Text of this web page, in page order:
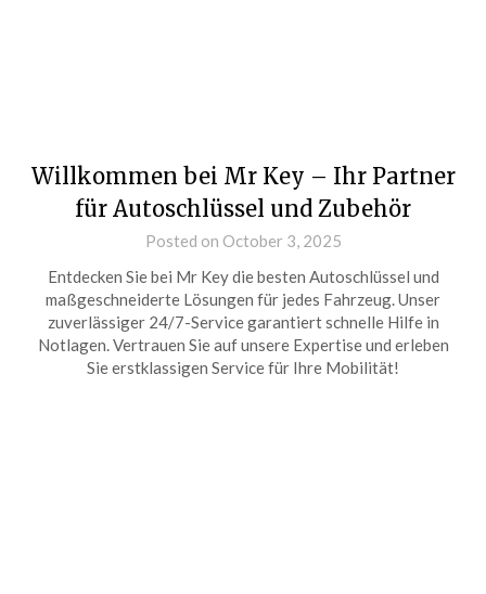
Willkommen bei Mr Key – Ihr Partner
für Autoschlüssel und Zubehör
Posted on October 3, 2025
Entdecken Sie bei Mr Key die besten Autoschlüssel und
maßgeschneiderte Lösungen für jedes Fahrzeug. Unser
zuverlässiger 24/7-Service garantiert schnelle Hilfe in
Notlagen. Vertrauen Sie auf unsere Expertise und erleben
Sie erstklassigen Service für Ihre Mobilität!